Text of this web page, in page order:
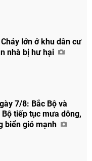
lớn ở khu dân cư
nhà bị hư hại
7/8: Bắc Bộ và
Bộ tiếp tục mưa dông,
biển gió mạnh